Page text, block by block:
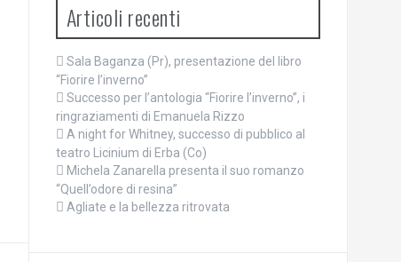
Articoli recenti
Sala Baganza (Pr), presentazione del libro
“Fiorire l’inverno”
Successo per l’antologia “Fiorire l’inverno”, i
ringraziamenti di Emanuela Rizzo
A night for Whitney, successo di pubblico al
teatro Licinium di Erba (Co)
Michela Zanarella presenta il suo romanzo
“Quell’odore di resina”
Agliate e la bellezza ritrovata